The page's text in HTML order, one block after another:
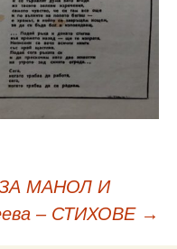
ЗА МАНОЛ И
– СТИХОВЕ →